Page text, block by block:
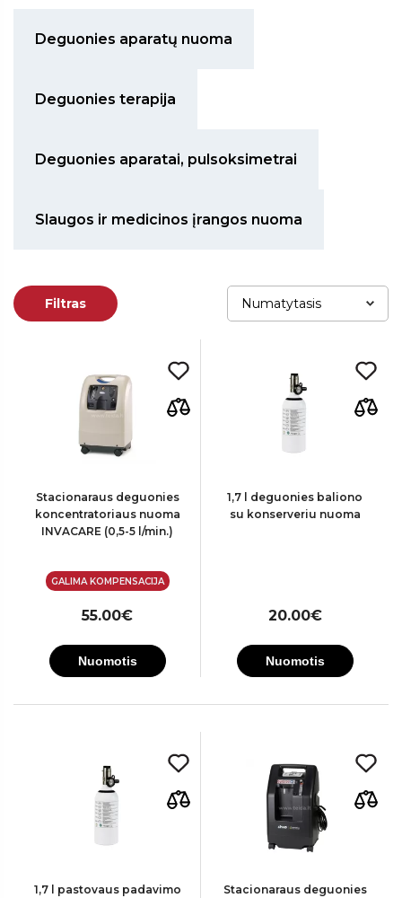
Deguonies aparatų nuoma
Deguonies terapija
Deguonies aparatai, pulsoksimetrai
Slaugos ir medicinos įrangos nuoma
Filtras
Stacionaraus deguonies
koncentratoriaus nuoma
INVACARE (0,5-5 l/min.)
GALIMA KOMPENSACIJA
55.00€
Nuomotis
1,7 l deguonies baliono
su konserveriu nuoma
20.00€
Nuomotis
1,7 l pastovaus padavimo
Stacionaraus deguonies